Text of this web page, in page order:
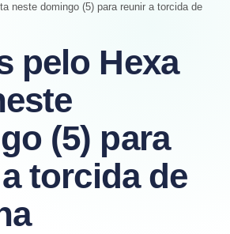
neste domingo (5) para reunir a torcida de
pelo Hexa
(5) para
torcida de